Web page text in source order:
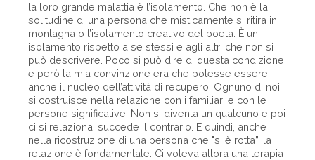
la loro grande malattia è l’isolamento. Che non è la
solitudine di una persona che misticamente si ritira in
montagna o l’isolamento creativo del poeta. È un
isolamento rispetto a se stessi e agli altri che non si
può descrivere. Poco si può dire di questa condizione,
e però la mia convinzione era che potesse essere
anche il nucleo dell’attività di recupero. Ognuno di noi
si costruisce nella relazione con i familiari e con le
persone significative. Non si diventa un qualcuno e poi
ci si relaziona, succede il contrario. E quindi, anche
nella ricostruzione di una persona che "si è rotta”, la
relazione è fondamentale. Ci voleva allora una terapia